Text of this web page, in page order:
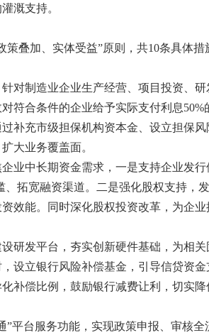
溉支持。
策叠加、实体受益”原则，共10条具体措
对制造业企业生产经营、项目投资、
符合条件的企业给予实际支付利息50%
补充市级担保机构资本金、设立担保
大业务覆盖面。
业中长期资金需求，一是支持企业发
拓宽融资渠道。二是强化股权支持，
效能。同时深化股权投资改革，为企业
研发平台，夯实创新硬件基础，为相
设立银行风险补偿基金，引导信贷资金
补偿比例，鼓励银行减费让利，切实
”平台服务功能，实现政策申报、审核全